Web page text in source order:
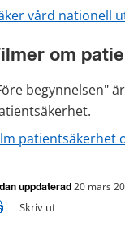
vård nationell
om
begynnelsen"
patientsäkerhet
uppdaterad 20 mars
Skriv ut